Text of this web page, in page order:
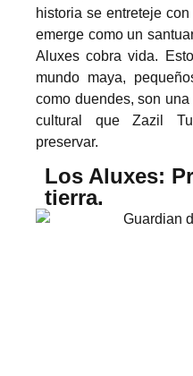
historia se entreteje
emerge como un
Aluxes cobra vida.
mundo maya,
como duendes, son
cultural que Zazil
preservar.
Los Aluxes:
tierra.